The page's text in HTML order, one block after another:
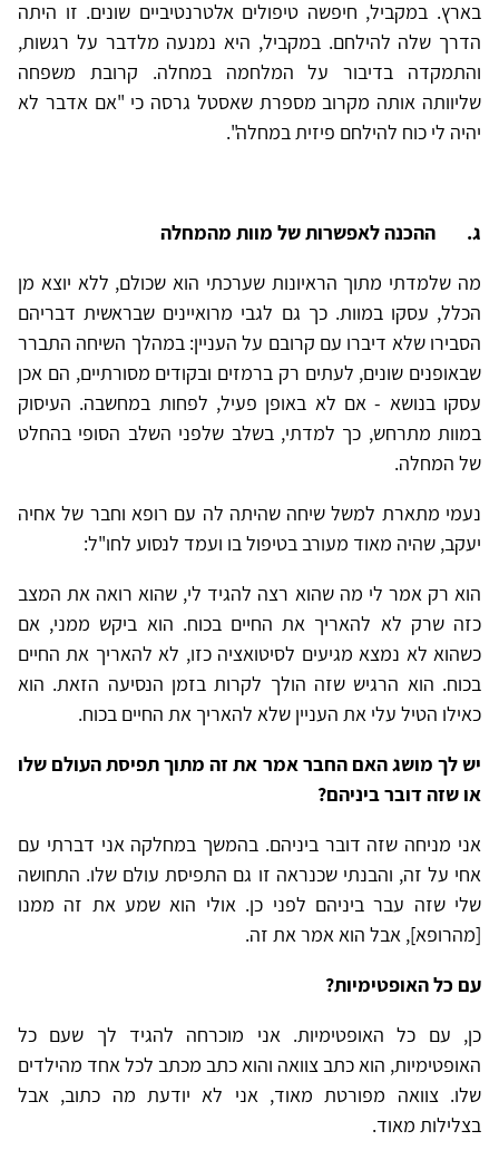
בארץ. במקביל, חיפשה טיפולים אלטרנטיביים שונים. זו היתה
הדרך שלה להילחם. במקביל, היא נמנעה מלדבר על רגשות,
והתמקדה בדיבור על המלחמה במחלה. קרובת משפחה
שליוותה אותה מקרוב מספרת שאסטל גרסה כי "אם אדבר לא
יהיה לי כוח להילחם פיזית במחלה".
ג. ההכנה לאפשרות של מוות מהמחלה
מה שלמדתי מתוך הראיונות שערכתי הוא שכולם, ללא יוצא מן
הכלל, עסקו במוות. כך גם לגבי מרואיינים שבראשית דבריהם
הסבירו שלא דיברו עם קרובם על העניין: במהלך השיחה התברר
שבאופנים שונים, לעתים רק ברמזים ובקודים מסורתיים, הם אכן
עסקו בנושא - אם לא באופן פעיל, לפחות במחשבה. העיסוק
במוות מתרחש, כך למדתי, בשלב שלפני השלב הסופי בהחלט
של המחלה.
נעמי מתארת למשל שיחה שהיתה לה עם רופא וחבר של אחיה
יעקב, שהיה מאוד מעורב בטיפול בו ועמד לנסוע לחו"ל:
הוא רק אמר לי מה שהוא רצה להגיד לי, שהוא רואה את המצב
כזה שרק לא להאריך את החיים בכוח. הוא ביקש ממני, אם
כשהוא לא נמצא מגיעים לסיטואציה כזו, לא להאריך את החיים
בכוח. הוא הרגיש שזה הולך לקרות בזמן הנסיעה הזאת. הוא
כאילו הטיל עלי את העניין שלא להאריך את החיים בכוח.
יש לך מושג האם החבר אמר את זה מתוך תפיסת העולם שלו
או שזה דובר ביניהם?
אני מניחה שזה דובר ביניהם. בהמשך במחלקה אני דברתי עם
אחי על זה, והבנתי שכנראה זו גם התפיסת עולם שלו. התחושה
שלי שזה עבר ביניהם לפני כן. אולי הוא שמע את זה ממנו
[מהרופא], אבל הוא אמר את זה.
עם כל האופטימיות?
כן, עם כל האופטימיות. אני מוכרחה להגיד לך שעם כל
האופטימיות, הוא כתב צוואה והוא כתב מכתב לכל אחד מהילדים
שלו. צוואה מפורטת מאוד, אני לא יודעת מה כתוב, אבל
בצלילות מאוד.